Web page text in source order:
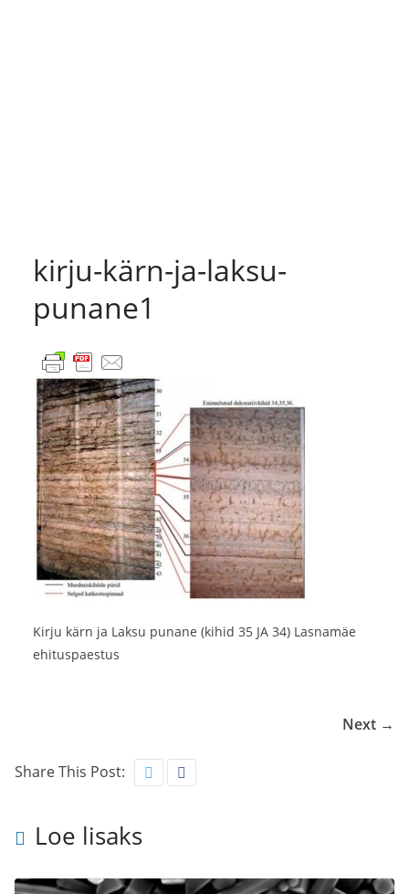
kirju-kärn-ja-laksu-
punane1
Kirju kärn ja Laksu punane (kihid 35 JA 34) Lasnamäe
ehituspaestus
Next →
Share This Post:
Loe lisaks